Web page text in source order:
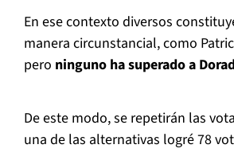
En ese contexto diversos
manera circunstancial, como
pero ninguno ha superado a
De este modo, se repetirán las
una de las alternativas logré 78